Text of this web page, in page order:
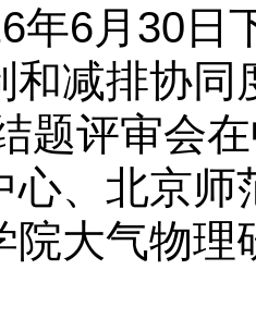
年6月30日
和减排协同
题评审会
心、北京师
院大气物理